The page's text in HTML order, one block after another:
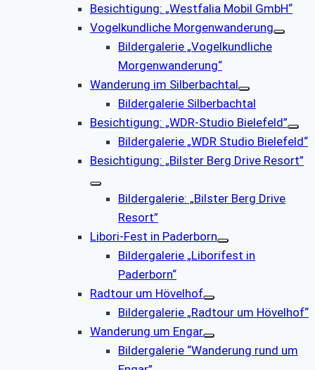
Besichtigung: „Westfalia Mobil GmbH“
Vogelkundliche Morgenwanderung
Bildergalerie „Vogelkundliche
Morgenwanderung“
Wanderung im Silberbachtal
Bildergalerie Silberbachtal
Besichtigung: „WDR-Studio Bielefeld”
Bildergalerie „WDR Studio Bielefeld“
Besichtigung: „Bilster Berg Drive Resort”
Bildergalerie: „Bilster Berg Drive
Resort”
Libori-Fest in Paderborn
Bildergalerie „Liborifest in
Paderborn“
Radtour um Hövelhof
Bildergalerie „Radtour um Hövelhof“
Wanderung um Engar
Bildergalerie “Wanderung rund um